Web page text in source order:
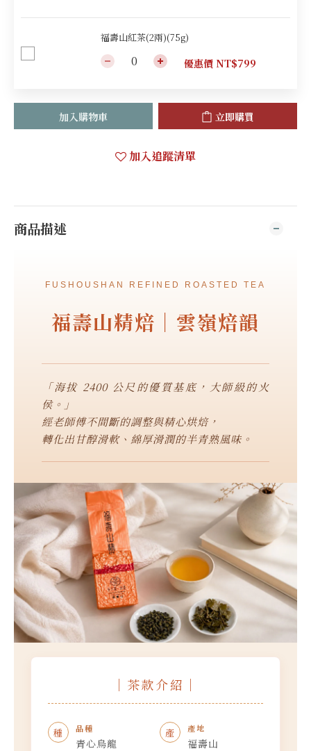
福壽山紅茶(2兩)(75g)
優惠價 NT$799
加入購物車 立即購買
加入追蹤清單
商品描述
FUSHOUSHAN REFINED ROASTED TEA
福壽山精焙｜雲嶺焙韻
「海拔 2400 公尺的優質基底，大師級的火
侯。」
經老師傅不間斷的調整與精心烘焙，
轉化出甘醇滑軟、綿厚滑潤的半青熟風味。
｜茶款介紹｜
種 品種
青心烏龍
產 產地
福壽山